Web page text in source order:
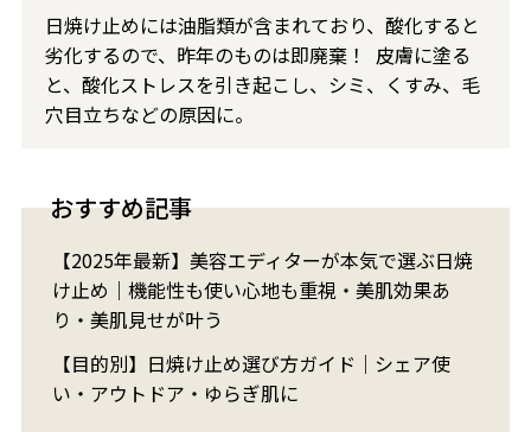
日焼け止めには油脂類が含まれており、酸化すると
劣化するので、昨年のものは即廃棄！
皮膚に塗る
と、酸化ストレスを引き起こし、シミ、くすみ、毛
穴目立ちなどの原因に。
おすすめ記事
【2025年最新】美容エディターが本気で選ぶ日焼
け止め｜機能性も使い心地も重視・美肌効果あ
り・美肌見せが叶う
【目的別】日焼け止め選び方ガイド｜シェア使
い・アウトドア・ゆらぎ肌に